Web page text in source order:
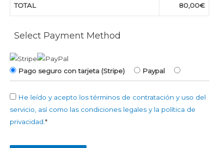
TOTAL 80,00€
Select Payment Method
Pago seguro con tarjeta (Stripe) Paypal
He leído y acepto los términos de contratación y uso del
servicio, así como las condiciones legales y la política de
privacidad. *